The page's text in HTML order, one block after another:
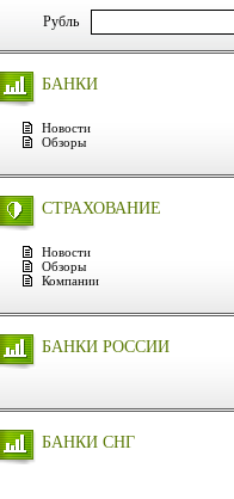
Рубль
БАНКИ
Новости
Обзоры
СТРАХОВАНИЕ
Новости
Обзоры
Компании
БАНКИ РОССИИ
БАНКИ СНГ